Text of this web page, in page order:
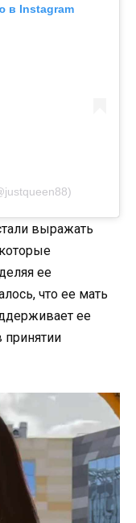
в Instagram
выражать
ее
что ее мать
ее
принятии